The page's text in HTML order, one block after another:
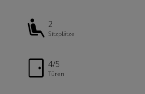
2
Sitzplätze
4/5
Türen